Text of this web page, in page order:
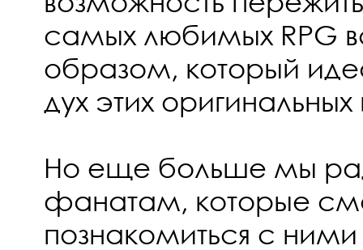
самых любимых RPG
образом, который
дух этих оригинальных
Но еще больше мы
фанатам, которые
познакомиться с